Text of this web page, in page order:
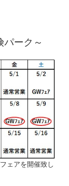
パーク～
ェアを開催致し